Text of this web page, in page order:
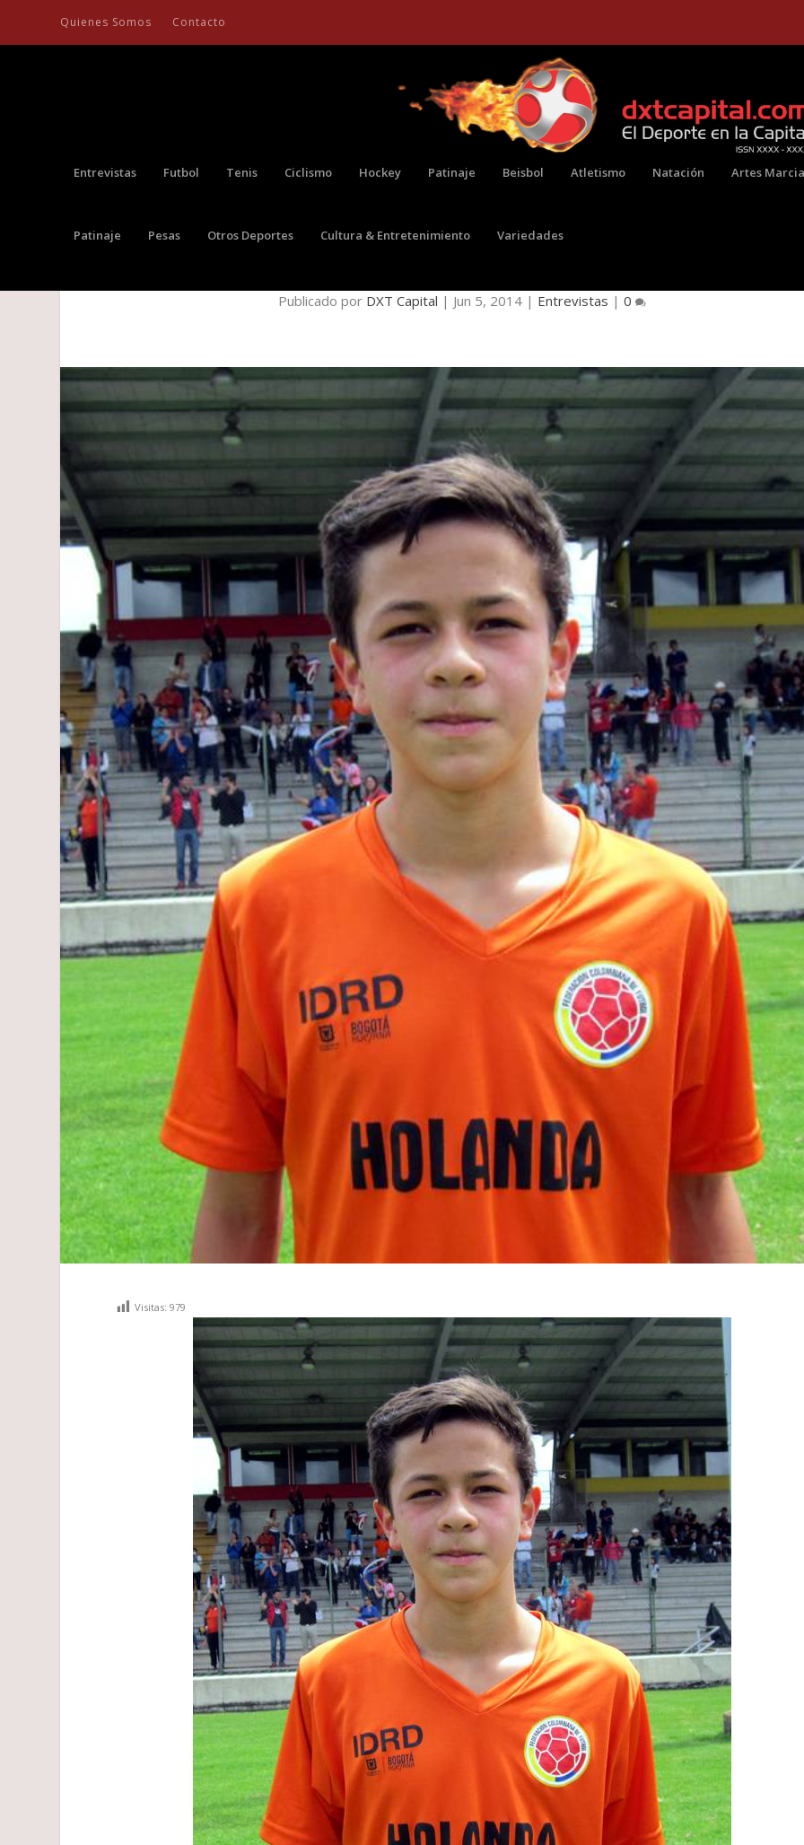
Quienes Somos Contacto
Entrevistas Futbol Tenis Ciclismo Hockey Patinaje Beisbol Atletismo Natación Artes
Patinaje Pesas Otros Deportes Cultura & Entretenimiento Variedades
Publicado por DXT Capital | Jun 5, 2014| Entrevistas | 0
Visitas: 979